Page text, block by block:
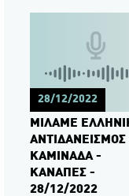
28/12/2022
ΜΙΛΑΜΕ
ΑΝΤΙΔΑΝΕΙΣΜΟΣ
ΚΑΜΙΝΑΔΑ -
ΚΑΝΑΠΕΣ -
28/12/2022